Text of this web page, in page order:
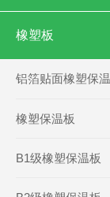
橡塑板
铝箔贴面橡塑保
橡塑保温板
B1级橡塑保温板